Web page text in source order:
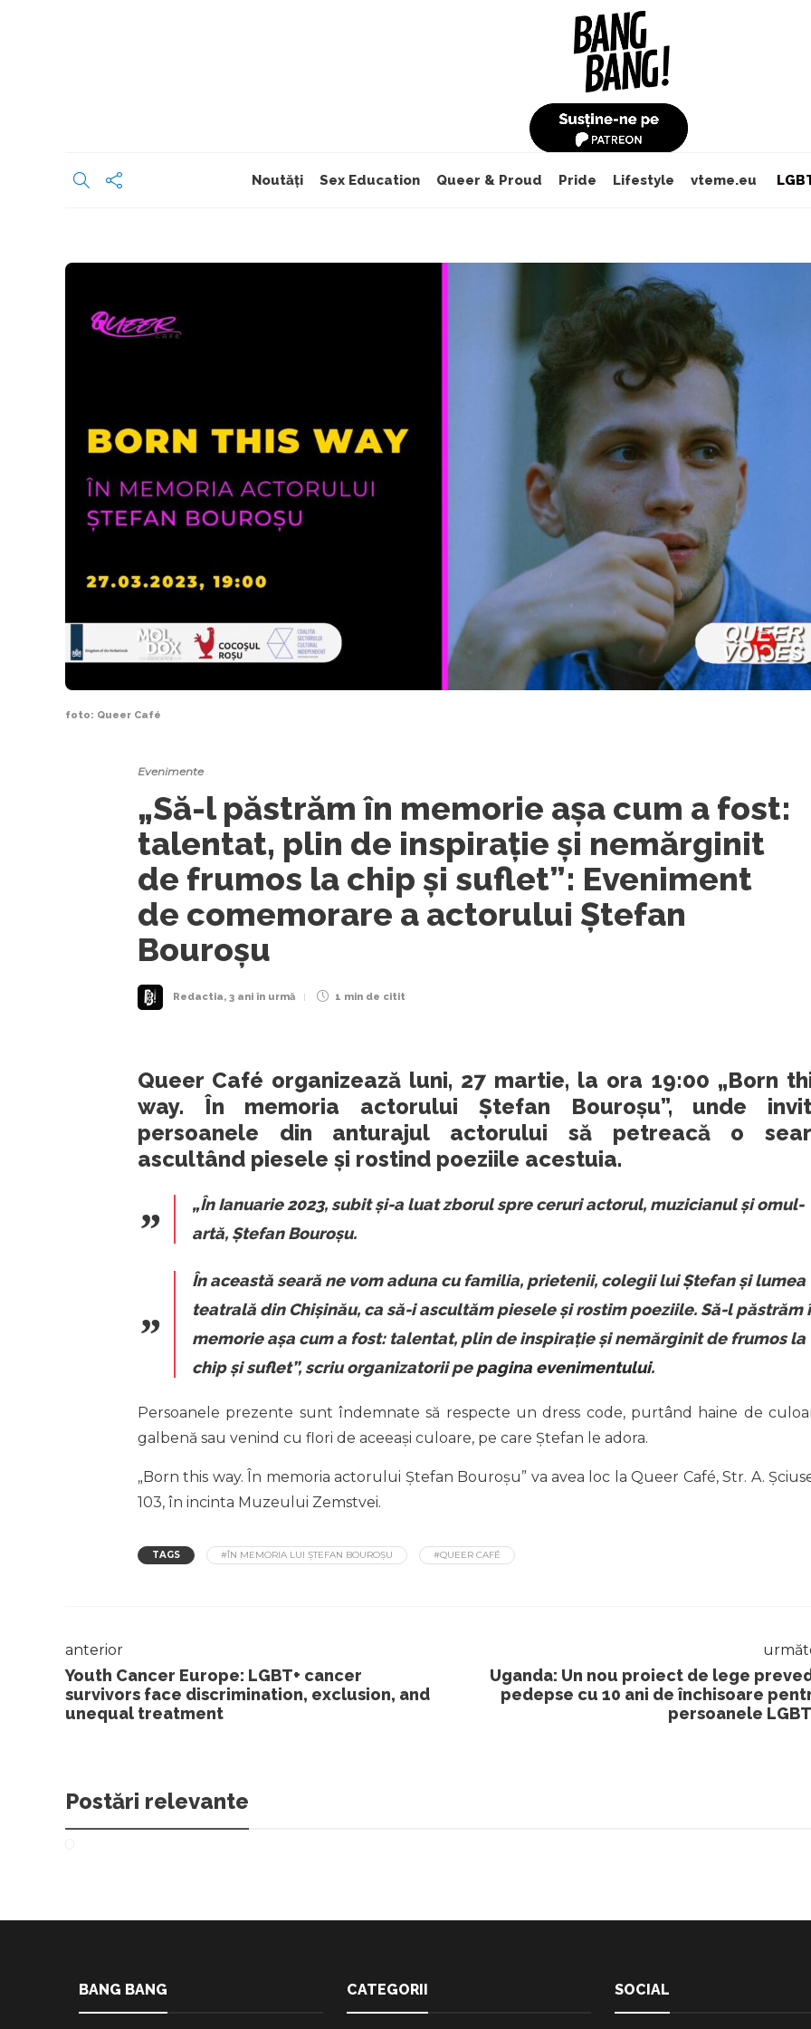
Noutăți Sex Education Queer & Proud Pride Lifestyle vteme.eu
foto: Queer Café
Evenimente
„Să-l păstrăm în memorie așa cum a fost:
talentat, plin de inspirație și nemărginit
de frumos la chip și suflet”: Eveniment
de comemorare a actorului Ștefan
Bouroșu
Redactia, 3 ani în urmă 1 min de citit
Queer Café organizează luni, 27 martie, la ora 19:00 „Born
way. În memoria actorului Ștefan Bouroșu”, unde
persoanele din anturajul actorului să petreacă o
ascultând piesele și rostind poeziile acestuia.
„În Ianuarie 2023, subit și-a luat zborul spre ceruri actorul, muzicianul și omul-
artă, Ștefan Bouroșu.
În această seară ne vom aduna cu familia, prietenii, colegii lui Ștefan și lumea
teatrală din Chișinău, ca să-i ascultăm piesele și rostim poeziile. Să-l păstrăm
memorie așa cum a fost: talentat, plin de inspirație și nemărginit de frumos la
chip și suflet”, scriu organizatorii pe pagina evenimentului.
Persoanele prezente sunt îndemnate să respecte un dress code, purtând haine de
galbenă sau venind cu flori de aceeași culoare, pe care Ștefan le adora.
„Born this way. În memoria actorului Ștefan Bouroșu” va avea loc la Queer Café, Str. A.
103, în incinta Muzeului Zemstvei.
TAGS #ÎN MEMORIA LUI ȘTEFAN BOUROȘU #QUEER CAFÉ
anterior
Youth Cancer Europe: LGBT+ cancer
survivors face discrimination, exclusion, and
unequal treatment
Uganda: Un nou proiect de lege
pedepse cu 10 ani de închisoare
persoanele
Postări relevante
BANG BANG CATEGORII SOCIAL